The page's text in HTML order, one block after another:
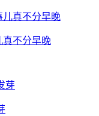
真不分早晚